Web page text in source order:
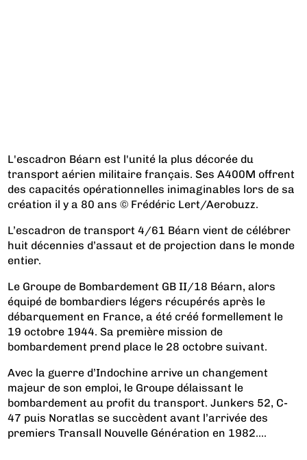
L'escadron Béarn est l'unité la plus décorée du
transport aérien militaire français. Ses A400M offrent
des capacités opérationnelles inimaginables lors de sa
création il y a 80 ans © Frédéric Lert/Aerobuzz.
L’escadron de transport 4/61 Béarn vient de célébrer
huit décennies d’assaut et de projection dans le monde
entier.
Le Groupe de Bombardement GB II/18 Béarn, alors
équipé de bombardiers légers récupérés après le
débarquement en France, a été créé formellement le
19 octobre 1944. Sa première mission de
bombardement prend place le 28 octobre suivant.
Avec la guerre d’Indochine arrive un changement
majeur de son emploi, le Groupe délaissant le
bombardement au profit du transport. Junkers 52, C-
47 puis Noratlas se succèdent avant l’arrivée des
premiers Transall Nouvelle Génération en 1982....